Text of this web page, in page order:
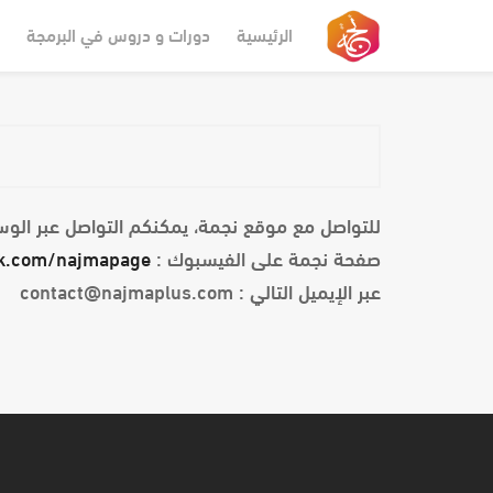
الرئيسية دورات و دروس في البرمجة
للتواصل مع موقع نجمة، يمكنكم التواصل عبر
صفحة نجمة على الفيسبوك : najmapage/
عبر الإيميل التالي : contact@najmaplus.com